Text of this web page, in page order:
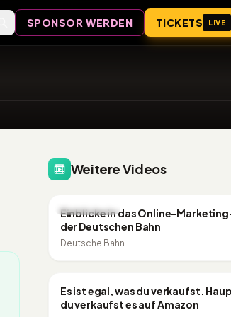
SPONSOR WERDEN TICKETS LIVE
Weitere Videos
CONSULTING
Einblicke in das Online-
der Deutschen Bahn
Deutsche Bahn
CONSULTING
Es ist egal, was du verkaufst.
du verkaufst es auf Amazon